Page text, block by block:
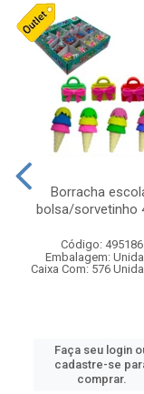
Borracha
bolsa/sorvetinho
Código: 495186
Embalagem:
Caixa Com: 576
Faça seu login
cadastre-se
comprar.